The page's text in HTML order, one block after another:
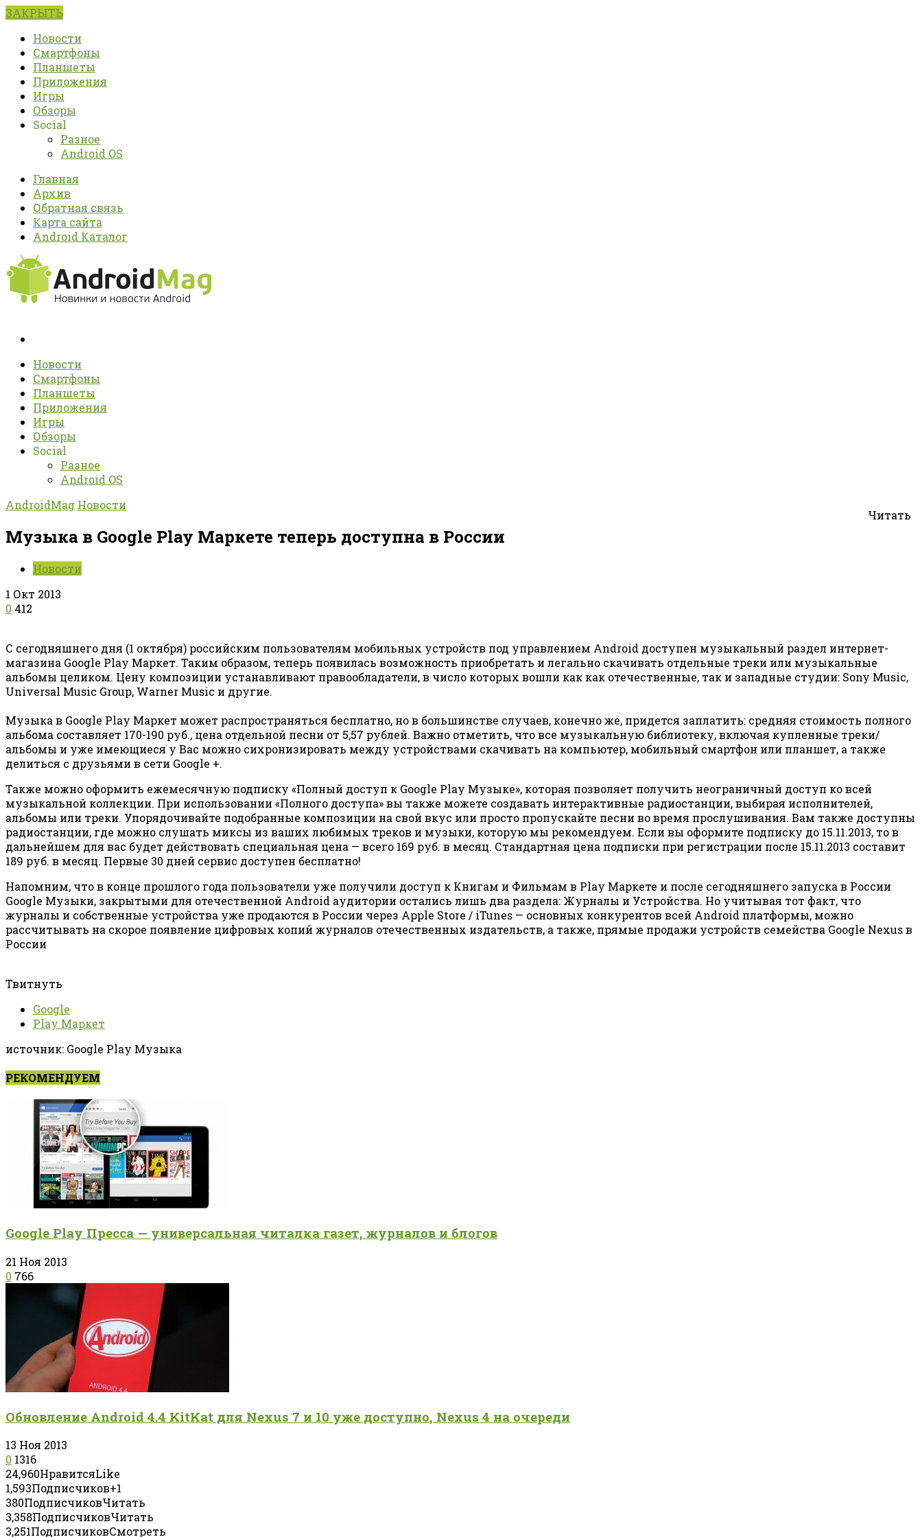
ЗАКРЫТЬ
Новости
Смартфоны
Планшеты
Приложения
Игры
Обзоры
Social
Разное
Android OS
Главная
Архив
Обратная связь
Карта сайта
Android Каталог
Новости
Смартфоны
Планшеты
Приложения
Игры
Обзоры
Social
Разное
Android OS
Читать
AndroidMag Новости
Музыка в Google Play Маркете теперь доступна в России
Новости
1 Окт 2013
0 412
С сегодняшнего дня (1 октября) российским пользователям мобильных устройств под управлением Android доступен музыкальный раздел интернет-
магазина Google Play Маркет. Таким образом, теперь появилась возможность приобретать и легально скачивать отдельные треки или музыкальные
альбомы целиком. Цену композиции устанавливают правообладатели, в число которых вошли как как отечественные, так и западные студии: Sony Music,
Universal Music Group, Warner Music и другие.
Музыка в Google Play Маркет может распространяться бесплатно, но в большинстве случаев, конечно же, придется заплатить: средняя стоимость полного
альбома составляет 170-190 руб., цена отдельной песни от 5,57 рублей. Важно отметить, что все музыкальную библиотеку, включая купленные треки/
альбомы и уже имеющиеся у Вас можно сихронизировать между устройствами скачивать на компьютер, мобильный смартфон или планшет, а также
делиться с друзьями в сети Google +.
Также можно оформить ежемесячную подписку «Полный доступ к Google Play Музыке», которая позволяет получить неограничный доступ ко всей
музыкальной коллекции. При использовании «Полного доступа» вы также можете создавать интерактивные радиостанции, выбирая исполнителей,
альбомы или треки. Упорядочивайте подобранные композиции на свой вкус или просто пропускайте песни во время прослушивания. Вам также доступны
радиостанции, где можно слушать миксы из ваших любимых треков и музыки, которую мы рекомендуем. Если вы оформите подписку до 15.11.2013, то в
дальнейшем для вас будет действовать специальная цена — всего 169 руб. в месяц. Стандартная цена подписки при регистрации после 15.11.2013 составит
189 руб. в месяц. Первые 30 дней сервис доступен бесплатно!
Напомним, что в конце прошлого года пользователи уже получили доступ к Книгам и Фильмам в Play Маркете и после сегодняшнего запуска в России
Google Музыки, закрытыми для отечественной Android аудитории остались лишь два раздела: Журналы и Устройства. Но учитывая тот факт, что
журналы и собственные устройства уже продаются в России через Apple Store / iTunes — основных конкурентов всей Android платформы, можно
рассчитывать на скорое появление цифровых копий журналов отечественных издательств, а также, прямые продажи устройств семейства Google Nexus в
России
Твитнуть
Google
Play Маркет
источник: Google Play Музыка
РЕКОМЕНДУЕМ
Google Play Пресса — универсальная читалка газет, журналов и блогов
21 Ноя 2013
0 766
Обновление Android 4.4 KitKat для Nexus 7 и 10 уже доступно, Nexus 4 на очереди
13 Ноя 2013
0 1316
24,960НравитсяLike
1,593Подписчиков+1
380ПодписчиковЧитать
3,358ПодписчиковЧитать
3,251ПодписчиковСмотреть